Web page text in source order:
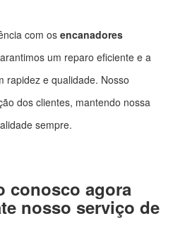
com os encanadores
um reparo eficiente e a
rapidez e qualidade. Nosso
dos clientes, mantendo nossa
sempre.
conosco agora
nosso serviço de